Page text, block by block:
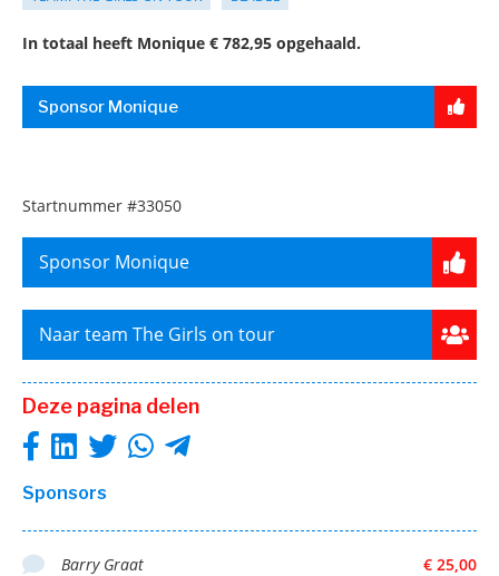
In totaal heeft Monique € 782,95 opgehaald.
Sponsor Monique
Startnummer #33050
Sponsor Monique
Naar team The Girls on tour
Deze pagina delen
Sponsors
€ 25,00
Barry Graat